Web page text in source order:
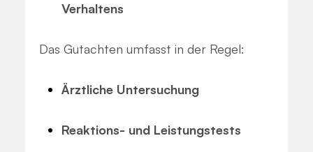
Verhaltens
Das Gutachten umfasst in der Regel:
Ärztliche Untersuchung
Reaktions- und Leistungstests